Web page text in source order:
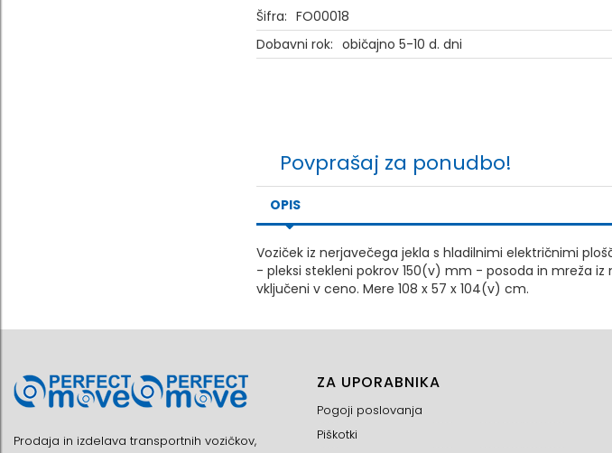
Šifra: FO00018
Dobavni rok: običajno 5-10 d. dni
Povprašaj za ponudbo!
OPIS
Voziček iz nerjavečega jekla s hladilnimi električnimi
- pleksi stekleni pokrov 150(v) mm - posoda in mreža
vključeni v ceno. Mere 108 x 57 x 104(v) cm.
Prodaja in izdelava transportnih vozičkov,
ZA UPORABNIKA
Pogoji poslovanja
Piškotki